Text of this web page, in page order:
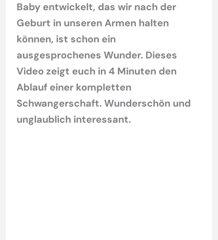
Baby entwickelt, das wir nach der
Geburt in unseren Armen halten
können, ist schon ein
ausgesprochenes Wunder. Dieses
Video zeigt euch in 4 Minuten den
Ablauf einer kompletten
Schwangerschaft. Wunderschön und
unglaublich interessant.